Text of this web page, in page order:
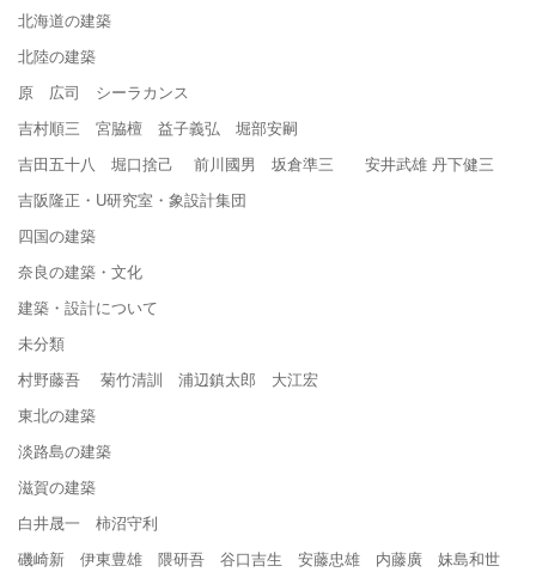
北海道の建築
北陸の建築
原 広司 シーラカンス
吉村順三 宮脇檀 益子義弘 堀部安嗣
吉田五十八 堀口捨己 前川國男 坂倉準三 安井武雄 丹下健三
吉阪隆正・U研究室・象設計集団
四国の建築
奈良の建築・文化
建築・設計について
未分類
村野藤吾 菊竹清訓 浦辺鎮太郎 大江宏
東北の建築
淡路島の建築
滋賀の建築
白井晟一 柿沼守利
磯崎新 伊東豊雄 隈研吾 谷口吉生 安藤忠雄 内藤廣 妹島和世